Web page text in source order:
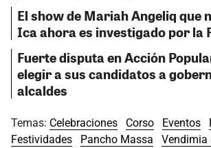
El show de Mariah Angeliq que
Ica ahora es investigado por la
Fuerte disputa en Acción
elegir a sus candidatos a
alcaldes
Temas: Celebraciones Corso Eventos
Festividades
Pancho Massa Vendimia